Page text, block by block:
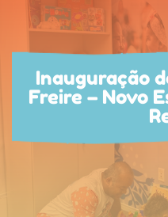
Inauguração
Freire – Novo